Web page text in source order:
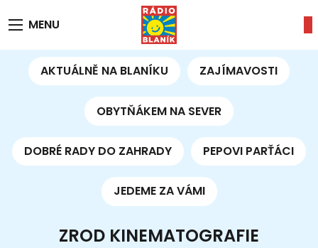
MENU
AKTUÁLNĚ NA BLANÍKU ZAJÍMAVOSTI
OBYTŇÁKEM NA SEVER
DOBRÉ RADY DO ZAHRADY PEPOVI PARŤÁCI
JEDEME ZA VÁMI
ZROD KINEMATOGRAFIE